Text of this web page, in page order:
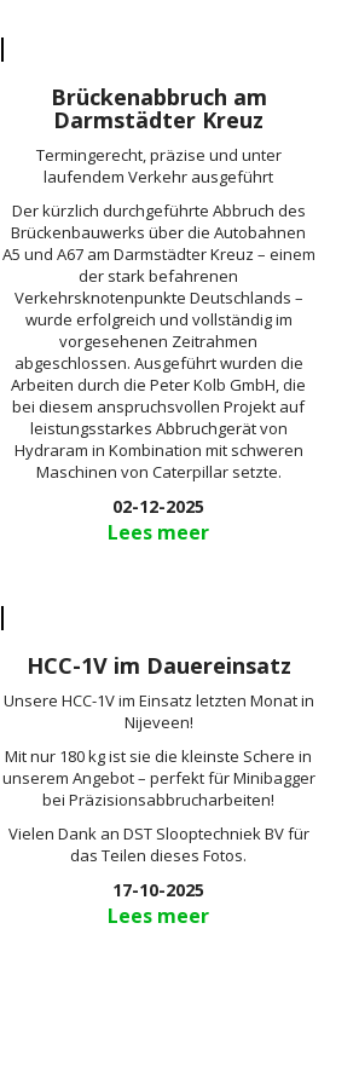
Brückenabbruch am
Darmstädter Kreuz
Termingerecht, präzise und unter
laufendem Verkehr ausgeführt
Der kürzlich durchgeführte Abbruch des
Brückenbauwerks über die Autobahnen
A5 und A67 am Darmstädter Kreuz – einem
der stark befahrenen
Verkehrsknotenpunkte Deutschlands –
wurde erfolgreich und vollständig im
vorgesehenen Zeitrahmen
abgeschlossen. Ausgeführt wurden die
Arbeiten durch die Peter Kolb GmbH, die
bei diesem anspruchsvollen Projekt auf
leistungsstarkes Abbruchgerät von
Hydraram in Kombination mit schweren
Maschinen von Caterpillar setzte.
02-12-2025
Lees meer
HCC-1V im Dauereinsatz
Unsere HCC-1V im Einsatz letzten Monat in
Nijeveen!
Mit nur 180 kg ist sie die kleinste Schere in
unserem Angebot – perfekt für Minibagger
bei Präzisionsabbrucharbeiten!
Vielen Dank an DST Slooptechniek BV für
das Teilen dieses Fotos.
17-10-2025
Lees meer